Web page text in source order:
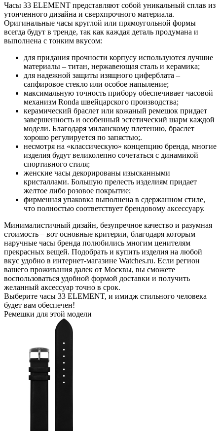
Часы 33 ELEMENT представляют собой уникальный сплав из
утонченного дизайна и сверхпрочного материала.
Оригинальные часы круглой или прямоугольной формы
всегда будут в тренде, так как каждая деталь продумана и
выполнена с тонким вкусом:
для придания прочности корпусу используются лучшие
материалы – титан, нержавеющая сталь и керамика;
для надежной защиты изящного циферблата –
сапфировое стекло или особое напыление;
максимальную точность прибору обеспечивает часовой
механизм Ronda швейцарского производства;
керамический браслет или кожаный ремешок придает
завершенность и особенный эстетический шарм каждой
модели. Благодаря миланскому плетению, браслет
хорошо регулируется по запястью;.
несмотря на «классическую» концепцию бренда, многие
изделия будут великолепно сочетаться с динамикой
спортивного стиля;
женские часы декорированы изысканными
кристаллами. Большую прелесть изделиям придает
желтое либо розовое покрытие;
фирменная упаковка выполнена в сдержанном стиле,
что полностью соответствует брендовому аксессуару.
Минималистичный дизайн, безупречное качество и разумная
стоимость – вот основные критерии, благодаря которым
наручные часы бренда полюбились многим ценителям
прекрасных вещей. Подобрать и купить изделия на любой
вкус удобно в интернет-магазине Watches.ru. Если регион
вашего проживания далек от Москвы, вы сможете
воспользоваться удобной формой доставки и получить
желанный аксессуар точно в срок.
Выберите часы 33 ELEMENT, и имидж стильного человека
будет вам обеспечен!
Ремешки для этой модели